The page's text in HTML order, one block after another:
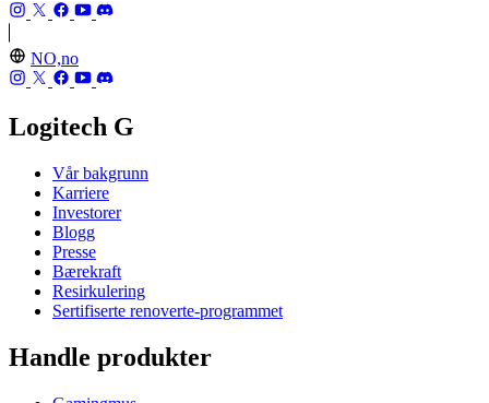
NO,no
Logitech G
Vår bakgrunn
Karriere
Investorer
Blogg
Presse
Bærekraft
Resirkulering
Sertifiserte renoverte-programmet
Handle produkter